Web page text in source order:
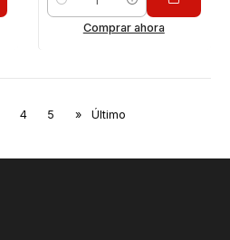
Cantidad
Comprar ahora
4 5 » Último